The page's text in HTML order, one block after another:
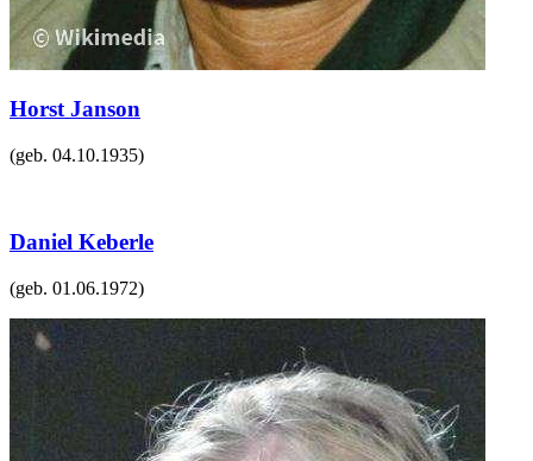
Horst Janson
(geb. 04.10.1935)
Daniel Keberle
(geb. 01.06.1972)